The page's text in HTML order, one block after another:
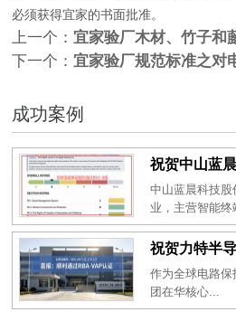
必须获得宜家的书面批准。
上一个：宜家验厂木材、竹子和
下一个：宜家验厂规范标准之对
成功案例
中山蓝晨科技
业，主营智能终
作为全球电路
团在华核心...